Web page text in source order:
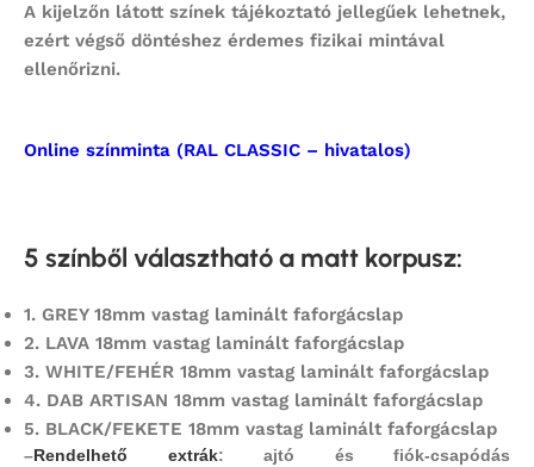
A kijelzőn látott színek tájékoztató jellegűek lehetnek,
ezért végső döntéshez érdemes fizikai mintával
ellenőrizni.
Online színminta (RAL CLASSIC – hivatalos)
5 színből választható a matt korpusz:
1. GREY 18mm vastag laminált faforgácslap
2. LAVA 18mm vastag laminált faforgácslap
3. WHITE/FEHÉR 18mm vastag laminált faforgácslap
4. DAB ARTISAN 18mm vastag laminált faforgácslap
5. BLACK/FEKETE 18mm vastag laminált faforgácslap
–Rendelhető extrák: ajtó és fiók-csapódás